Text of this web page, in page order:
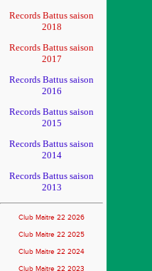
Records Battus saison
2018
Records Battus saison
2017
Records Battus saison
2016
Records Battus saison
2015
Records Battus saison
2014
Records Battus saison
2013
Club Maitre 22 2026
Club Maitre 22 2025
Club Maitre 22 2024
Club Maitre 22 2023